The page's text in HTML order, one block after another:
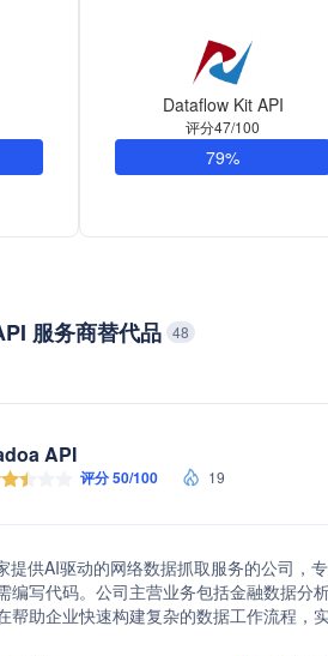
Dataflow Kit API
评分47/100
79%
服务商替代品 48
API
评分 50/100 19
提供AI驱动的网络数据抓取服务的公司，
编写代码。公司主营业务包括金融数据分
帮助企业快速构建复杂的数据工作流程，